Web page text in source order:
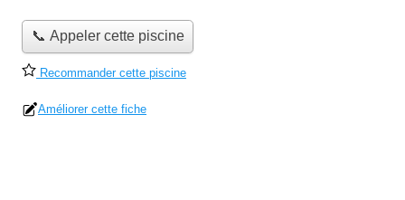
📞 Appeler cette piscine
Recommander cette piscine
Améliorer cette fiche